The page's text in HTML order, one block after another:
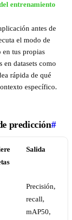
entrenamiento
antes de
el modo de
tus propias
en datasets como
rápida de qué
específico.
predicción#
Salida
Precisión,
recall,
mAP50,